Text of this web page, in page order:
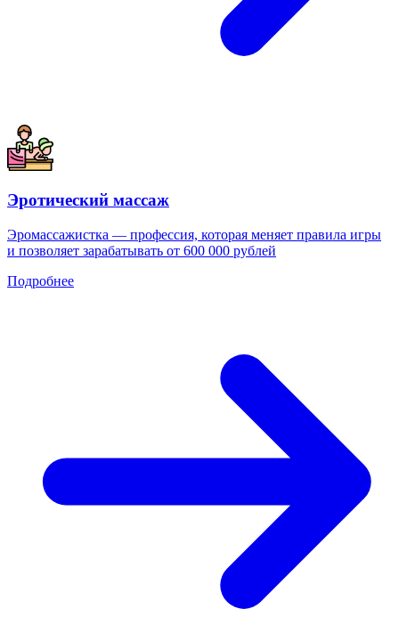
Эротический массаж
Эромассажистка — профессия, которая меняет правила игры
и позволяет зарабатывать от 600 000 рублей
Подробнее